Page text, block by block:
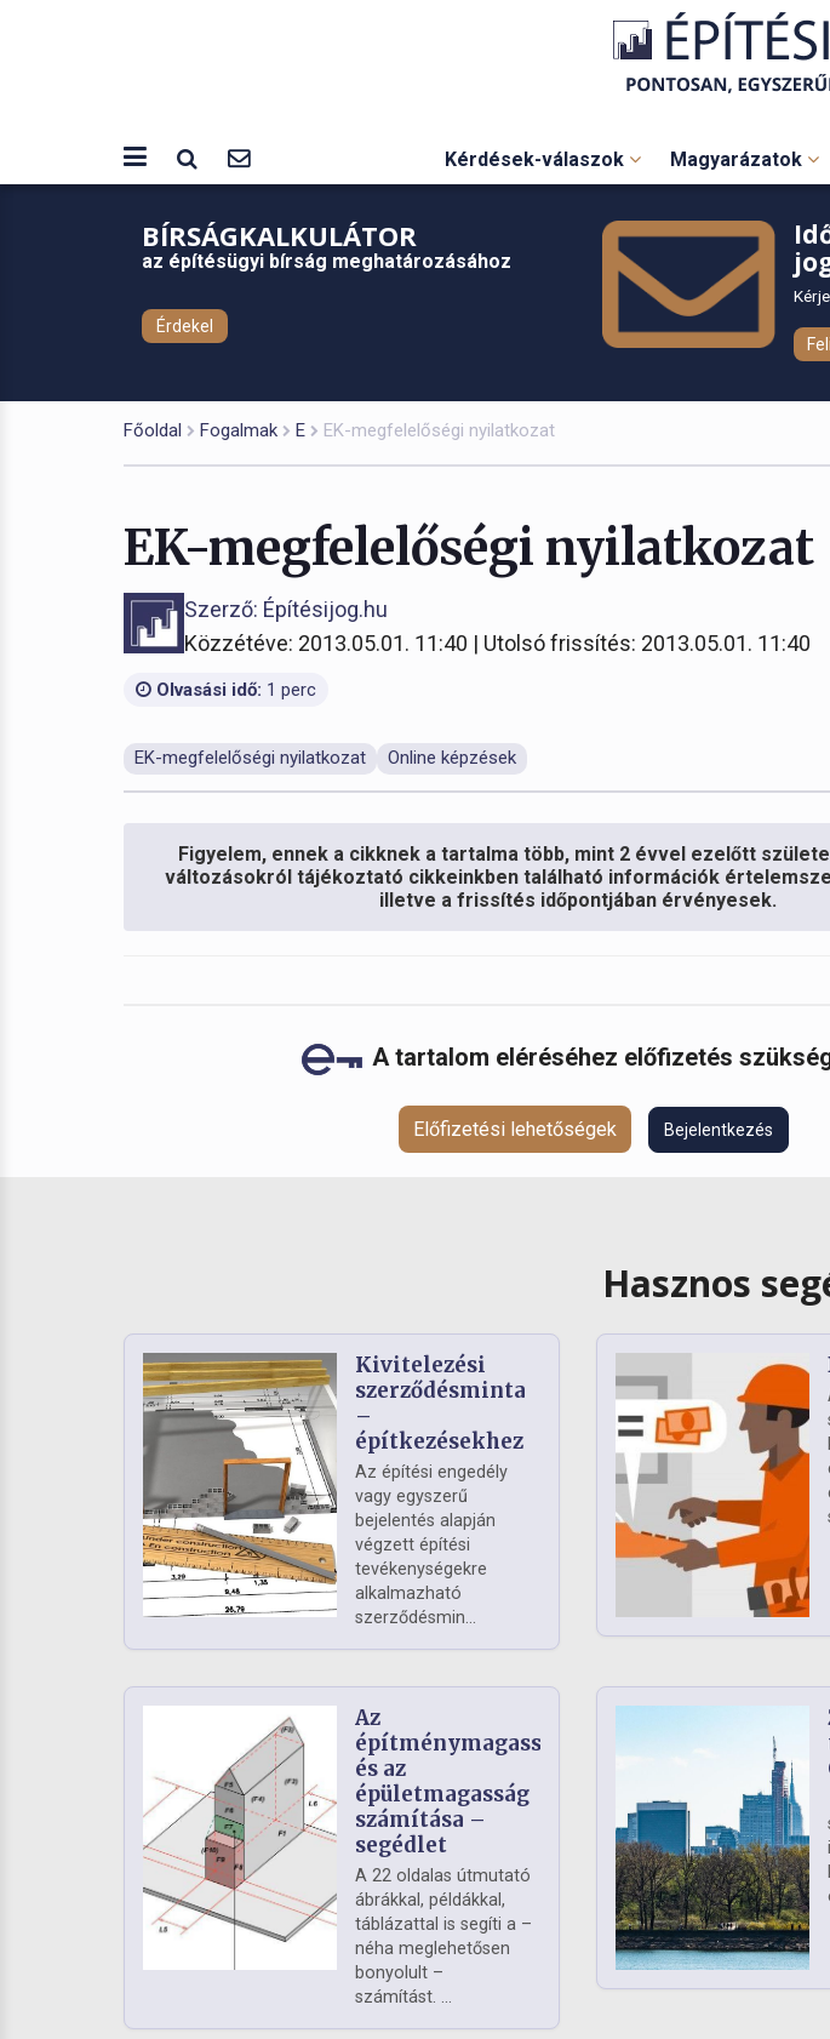
Kérdések-válaszok Magyarázatok
BÍRSÁGKALKULÁTOR
az építésügyi bírság meghatározásához
Érdekel
Főoldal Fogalmak E EK-megfelelőségi nyilatkozat
EK-megfelelőségi nyilatkozat
Szerző: Építésijog.hu
Közzétéve: 2013.05.01. 11:40 | Utolsó frissítés: 2013.05.01. 11:40
Olvasási idő: 1 perc
EK-megfelelőségi nyilatkozat Online képzések
Figyelem, ennek a cikknek a tartalma több, mint 2 évvel ezelőtt
változásokról tájékoztató cikkeinkben található információk
illetve a frissítés időpontjában érvényesek.
A tartalom eléréséhez előfizetés
Előfizetési lehetőségek Bejelentkezés
Hasznos
Kivitelezési
szerződésminta
–
építkezésekhez
Az építési engedély
vagy egyszerű
bejelentés alapján
végzett építési
tevékenységekre
alkalmazható
szerződésmin...
Az
építménymagasság
és az
épületmagasság
számítása –
segédlet
A 22 oldalas útmutató
ábrákkal, példákkal,
táblázattal is segíti a –
néha meglehetősen
bonyolult –
számítást. ...